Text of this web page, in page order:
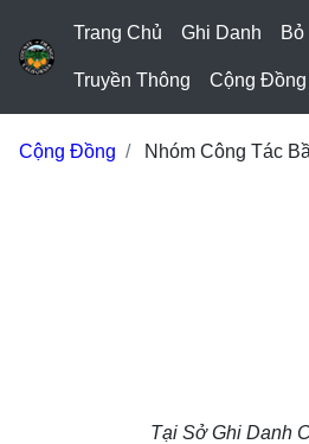
Trang Chủ Ghi Danh Bỏ
Truyền Thông Cộng Đồng
Cộng Đồng Nhóm Công Tác
Tại Sở Ghi Danh